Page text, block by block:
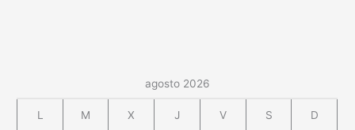
agosto 2026
L M X J V S D